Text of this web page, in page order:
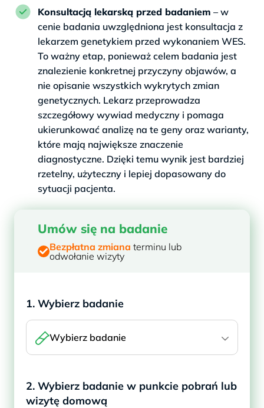
Konsultacją lekarską przed badaniem – w
cenie badania uwzględniona jest konsultacja z
lekarzem genetykiem przed wykonaniem WES.
To ważny etap, ponieważ celem badania jest
znalezienie konkretnej przyczyny objawów, a
nie opisanie wszystkich wykrytych zmian
genetycznych. Lekarz przeprowadza
szczegółowy wywiad medyczny i pomaga
ukierunkować analizę na te geny oraz warianty,
które mają największe znaczenie
diagnostyczne. Dzięki temu wynik jest bardziej
rzetelny, użyteczny i lepiej dopasowany do
sytuacji pacjenta.
Umów się na badanie
Bezpłatna zmiana terminu lub
odwołanie wizyty
1. Wybierz badanie
Wybierz badanie
2. Wybierz badanie w punkcie pobrań lub
wizytę domową